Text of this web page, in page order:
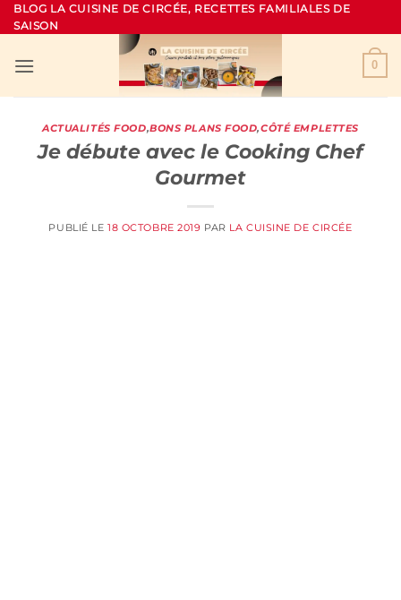
Passer
au
BLOG LA CUISINE DE CIRCÉE, RECETTES FAMILIALES DE
SAISON
0
ACTUALITÉS FOOD,BONS PLANS FOOD,CÔTÉ EMPLETTES
Je débute avec le Cooking Chef
Gourmet
PUBLIÉ LE18 OCTOBRE 2019 PAR LA CUISINE DE CIRCÉE